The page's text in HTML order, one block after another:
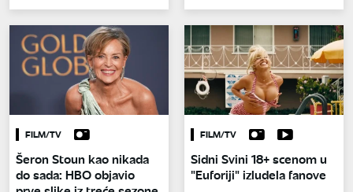
FILM/TV
Šeron Stoun kao nikada
do sada: HBO objavio
FILM/TV
Sidni Svini 18+ scenom u
"Euforiji" izludela fanove